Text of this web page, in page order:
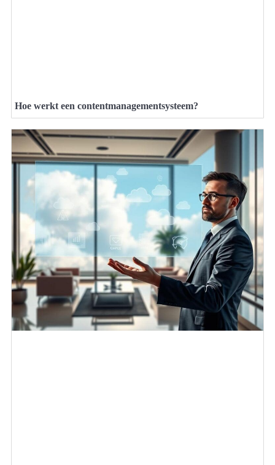
Hoe werkt een contentmanagementsysteem?